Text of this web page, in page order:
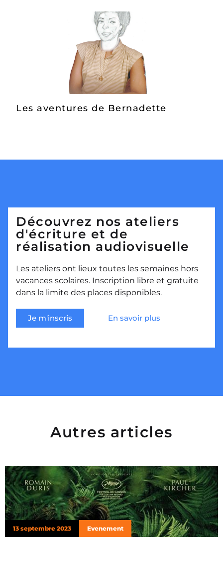
Les aventures de Bernadette
Découvrez nos ateliers
d'écriture et de
réalisation audiovisuelle
Les ateliers ont lieux toutes les semaines hors
vacances scolaires. Inscription libre et gratuite
dans la limite des places disponibles.
Je m'inscris En savoir plus
Autres articles
13 septembre 2023 Evenement